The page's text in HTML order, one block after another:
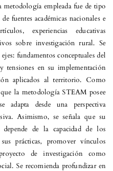
empleada fue de tipo
fuentes académicas nacionales e
experiencias educativas
sobre investigación rural. Se
fundamentos conceptuales del
tensiones en su implementación
aplicados al territorio. Como
la metodología STEAM posee
desde una perspectiva
Asimismo, se señala que su
de la capacidad de los
prácticas, promover vínculos
de investigación como
Se recomienda profundizar en